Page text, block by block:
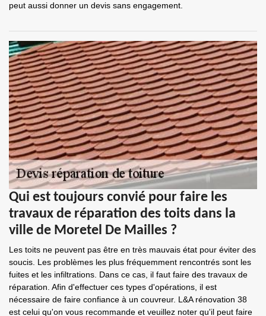
peut aussi donner un devis sans engagement.
Qui est toujours convié pour faire les
travaux de réparation des toits dans la
ville de Moretel De Mailles ?
Les toits ne peuvent pas être en très mauvais état pour éviter des
soucis. Les problèmes les plus fréquemment rencontrés sont les
fuites et les infiltrations. Dans ce cas, il faut faire des travaux de
réparation. Afin d'effectuer ces types d'opérations, il est
nécessaire de faire confiance à un couvreur. L&A rénovation 38
est celui qu'on vous recommande et veuillez noter qu'il peut faire